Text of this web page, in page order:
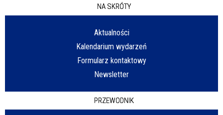
NA SKRÓTY
Aktualności
Kalendarium wydarzeń
Formularz kontaktowy
Newsletter
PRZEWODNIK